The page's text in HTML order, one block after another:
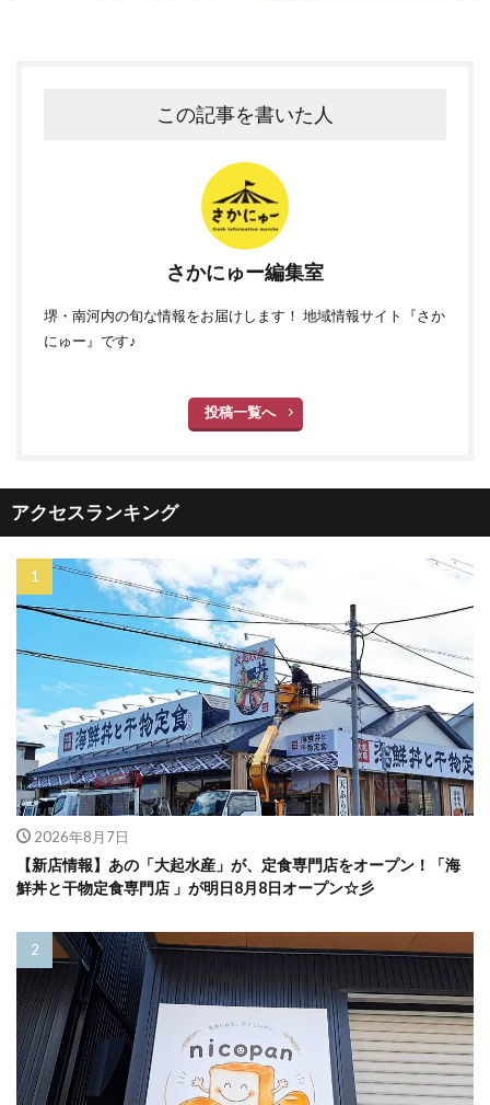
この記事を書いた人
さかにゅー編集室
堺・南河内の旬な情報をお届けします！ 地域情報サイト『さか
にゅー』です♪
投稿一覧へ
アクセスランキング
2026年8月7日
【新店情報】あの「大起水産」が、定食専門店をオープン！「海
鮮丼と干物定食専門店 」が明日8月8日オープン☆彡